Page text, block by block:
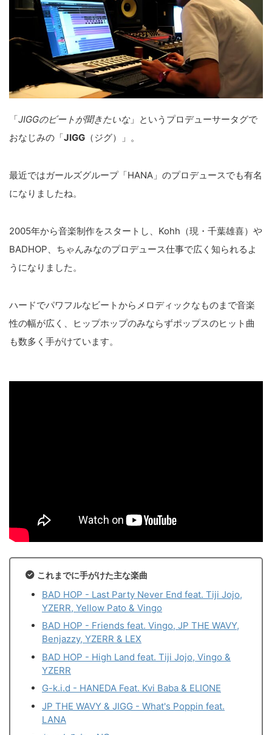
「JIGGのビートが聞きたいな」というプロデューサータグで
おなじみの「JIGG （ジグ）」。
最近ではガールズグループ「HANA」のプロデュースでも有名
になりましたね。
2005年から音楽制作をスタートし、Kohh（現・千葉雄喜）や
BADHOP、ちゃんみなのプロデュース仕事で広く知られるよ
うになりました。
ハードでパワフルなビートからメロディックなものまで音楽
性の幅が広く、ヒップホップのみならずポップスのヒット曲
も数多く手がけています。
これまでに手がけた主な楽曲
BAD HOP - Last Party Never End feat. Tiji Jojo,
YZERR, Yellow Pato & Vingo
BAD HOP - Friends feat. Vingo, JP THE WAVY,
Benjazzy, YZERR & LEX
BAD HOP - High Land feat. Tiji Jojo, Vingo &
YZERR
G-k.i.d - HANEDA Feat. Kvi Baba & ELIONE
JP THE WAVY & JIGG - What's Poppin feat.
LANA